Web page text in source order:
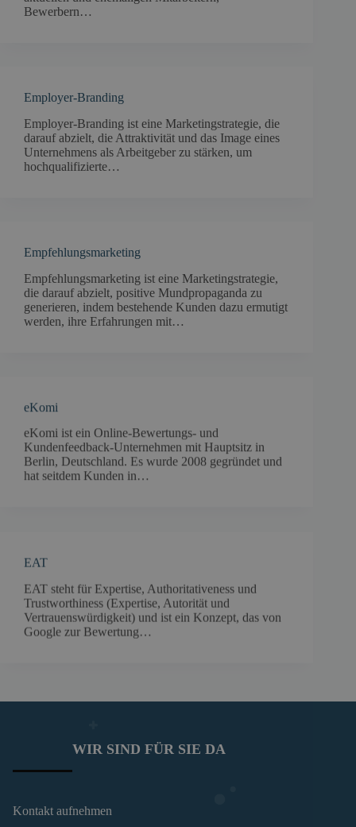
Bewerbern…
Employer-Branding
Employer-Branding ist eine Marketingstrategie, die
darauf abzielt, die Attraktivität und das Image eines
Unternehmens als Arbeitgeber zu stärken, um
hochqualifizierte…
Empfehlungsmarketing
Empfehlungsmarketing ist eine Marketingstrategie,
die darauf abzielt, positive Mundpropaganda zu
generieren, indem bestehende Kunden dazu ermutigt
werden, ihre Erfahrungen mit…
eKomi
eKomi ist ein Online-Bewertungs- und
Kundenfeedback-Unternehmen mit Hauptsitz in
Berlin, Deutschland. Es wurde 2008 gegründet und
hat seitdem Kunden in…
EAT
EAT steht für Expertise, Authoritativeness und
Trustworthiness (Expertise, Autorität und
Vertrauenswürdigkeit) und ist ein Konzept, das von
Google zur Bewertung…
WIR SIND FÜR SIE DA
Kontakt aufnehmen